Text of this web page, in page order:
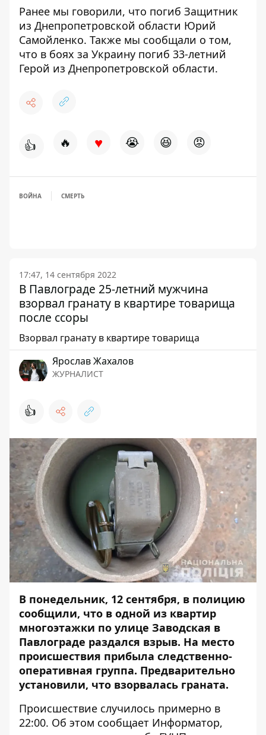
Ранее мы говорили, что погиб Защитник
из Днепропетровской области Юрий
Самойленко. Также мы сообщали о том,
что в боях за Украину погиб 33-летний
Герой из Днепропетровской области.
👍 🔥 ♥ 😭 😆 😡
ВОЙНА СМЕРТЬ
17:47, 14 сентября 2022
В Павлограде 25-летний мужчина
взорвал гранату в квартире товарища
после ссоры
Взорвал гранату в квартире товарища
Ярослав Жахалов
ЖУРНАЛИСТ
👍
В понедельник, 12 сентября, в полицию
сообщили, что в одной из квартир
многоэтажки по улице Заводская в
Павлограде раздался взрыв. На место
происшествия прибыла следственно-
оперативная группа. Предварительно
установили, что взорвалась граната.
Происшествие случилось примерно в
22:00. Об этом сообщает Информатор,